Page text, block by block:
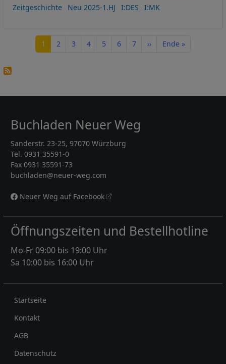
Zeitgeschichte
Neu 2025-1.HJ I:DES I:MK
Seite
1 Seite
2 Seite
3 Seite
4 Seite
5 Seite
6 Seite
7 Nächste Seite
›› Letzte Seite
Ende »
Buchladen Neuer Weg
Sanderstr. 23-25, 97070 Würzburg
Tel. 0931 35591-0
Fax 0931 35591-73
buchladen@neuer-weg.com
Neuer Weg auf Facebook
Öffnungszeiten und Bestellhotline
Mo-Fr 09:00 bis 19:00 Uhr
Sa 10:00 bis 16:00 Uhr
Rechtliches
Startseite
Kontakt
AGB
Datenschutz